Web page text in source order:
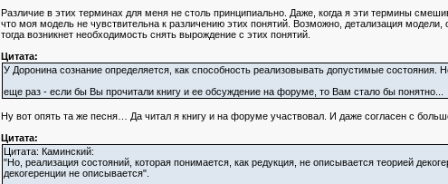
Различие в этих терминах для меня не столь принципиально. Даже, когда я эти термины
что моя модель не чувствительна к различению этих понятий. Возможно, детализация
тогда возникнет необходимость снять вырождение с этих понятий.
Цитата:
У Доронина сознание определяется, как способность реализовывать допустимые состояния.
еще раз - если бы Вы прочитали книгу и ее обсуждение на форуме, то Вам стало бы понятно...
Ну вот опять та же песня… Да читал я книгу и на форуме участвовал. И даже согласен с
Цитата:
Цитата: Каминский:
"Но, реализация состояний, которая понимается, как редукция, не описывается теорией
декогеренции не описывается".